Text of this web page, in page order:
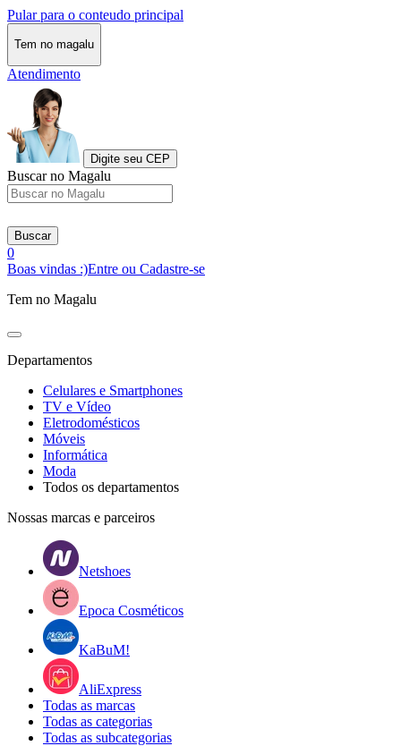
Pular para o conteudo principal
Tem no magalu
Atendimento
Digite seu CEP
Buscar no Magalu
Buscar
0
Boas vindas :)Entre ou Cadastre-se
Tem no Magalu
Departamentos
Celulares e Smartphones
TV e Vídeo
Eletrodomésticos
Móveis
Informática
Moda
Todos os departamentos
Nossas marcas e parceiros
Netshoes
Epoca Cosméticos
KaBuM!
AliExpress
Todas as marcas
Todas as categorias
Todas as subcategorias